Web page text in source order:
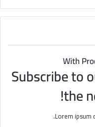
With
Subscribe to
the
Lorem ipsum